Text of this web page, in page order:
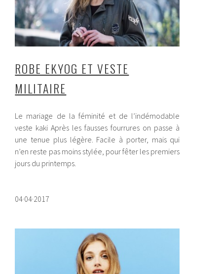
ROBE EKYOG ET VESTE
MILITAIRE
Le mariage de la féminité et de l’indémodable
veste kaki Après les fausses fourrures on passe à
une tenue plus légère. Facile à porter, mais qui
n’en reste pas moins stylée, pour fêter les premiers
jours du printemps.
04·04·2017